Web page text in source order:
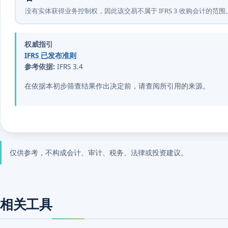
没有实体获得业务控制权，因此该交易不属于 IFRS 3 收购会计的范围
权威指引
IFRS 已发布准则
参考依据: IFRS 3.4
在依据本初步筛查结果作出决定前，请查阅所引用的来源。
仅供参考，不构成会计、审计、税务、法律或投资建议。
相关工具